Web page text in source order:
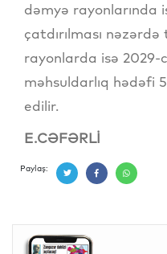
dəmyə rayonlarında
çatdırılması
rayonlarda isə 2029-
məhsuldarlıq hədəfi
edilir.
E.CƏFƏRLİ
Paylaş: